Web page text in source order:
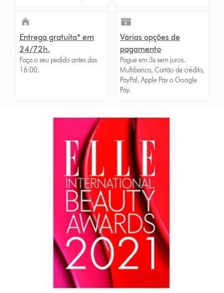
Entrega gratuita* em
24/72h.
Faça o seu pedido antes das
16:00.
Várias opções de
pagamento
Pague em 3x sem juros.
Multibanco, Cartão de crédito,
PayPal, Apple Pay o Google
Pay.